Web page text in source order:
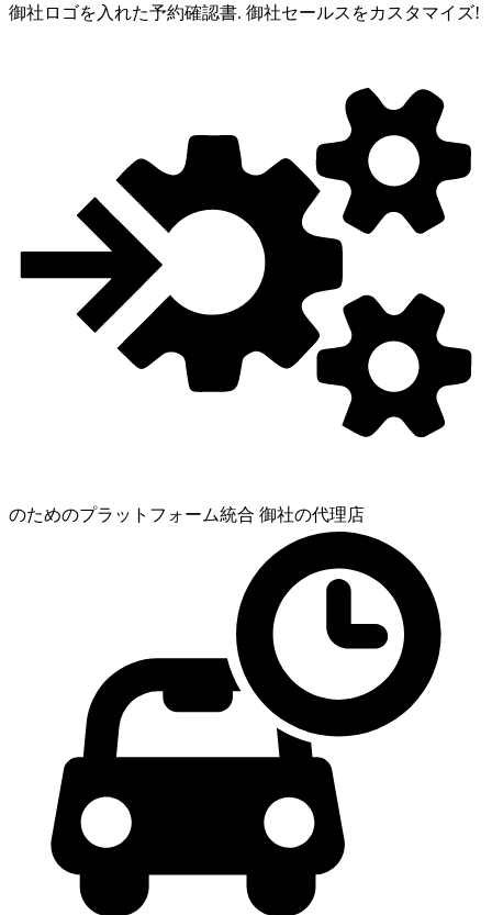
御社ロゴを入れた予約確認書. 御社セールスをカスタマイズ!
のためのプラットフォーム統合 御社の代理店